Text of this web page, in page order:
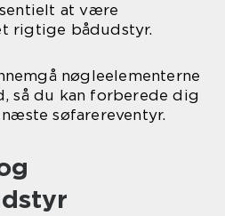
at være
rigtige bådudstyr.
nøgleelementerne
så du kan forberede dig
søfarereventyr.